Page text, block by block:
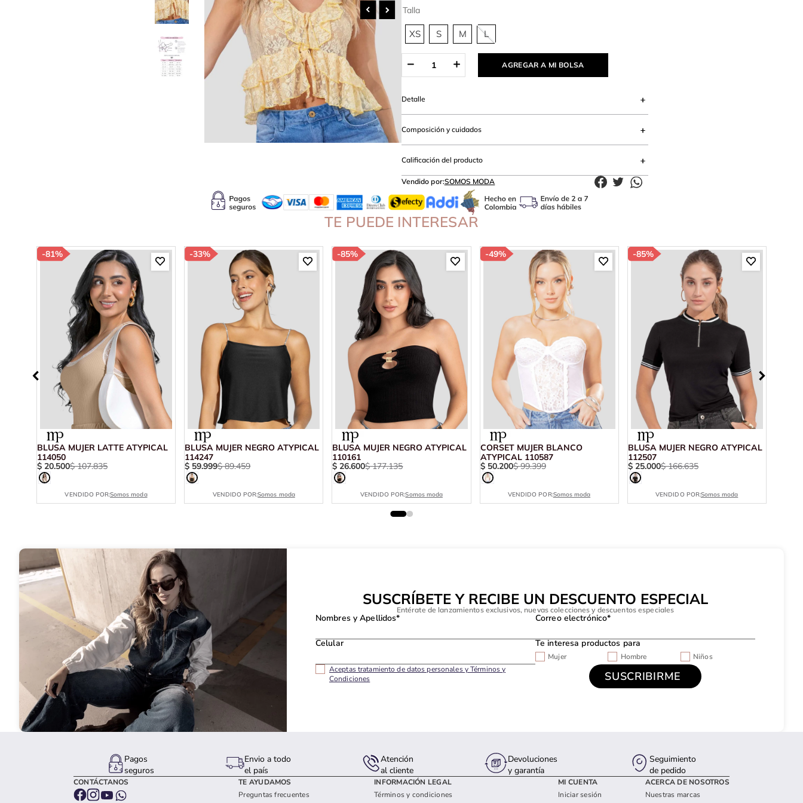
Talla
XS S M L
AGREGAR A MI BOLSA
Detalle
Composición y cuidados
Calificación del producto
Vendido por:SOMOS MODA
TE PUEDE INTERESAR
-81%
BLUSA MUJER LATTE ATYPICAL
114050
$ 20.500$ 107.835
VENDIDO POR:Somos moda
-33%
BLUSA MUJER NEGRO ATYPICAL
114247
$ 59.999$ 89.459
VENDIDO POR:Somos moda
-85%
BLUSA MUJER NEGRO ATYPICAL
110161
$ 26.600$ 177.135
VENDIDO POR:Somos moda
-49%
CORSET MUJER BLANCO
ATYPICAL 110587
$ 50.200$ 99.399
VENDIDO POR:Somos moda
-85%
BLUSA MUJER NEGRO ATYPICAL
112507
$ 25.000$ 166.635
VENDIDO POR:Somos moda
SUSCRÍBETE Y RECIBE UN DESCUENTO ESPECIAL
Entérate de lanzamientos exclusivos, nuevas colecciones y descuentos especiales
Nombres y Apellidos* Correo electrónico*
Celular Te interesa productos para
Mujer Hombre
Niños
Aceptas tratamiento de datos personales y Términos y
Condiciones
Pagos
seguros
Envio a todo
el país
Atención
al cliente
Devoluciones
y garantía
Seguimiento
de pedido
CONTÁCTANOS
TE AYUDAMOS
Preguntas frecuentes
INFORMACIÓN LEGAL
Términos y condiciones
MI CUENTA
Iniciar sesión
ACERCA DE NOSOTROS
Nuestras marcas
10. camibuzo